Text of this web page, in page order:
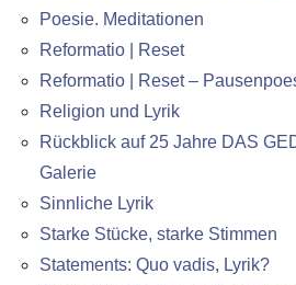
Poesie. Meditationen
Reformatio | Reset
Reformatio | Reset –
Religion und Lyrik
Rückblick auf 25 Jahre DAS
Galerie
Sinnliche Lyrik
Starke Stücke, starke Stimmen
Statements: Quo vadis, Lyrik?